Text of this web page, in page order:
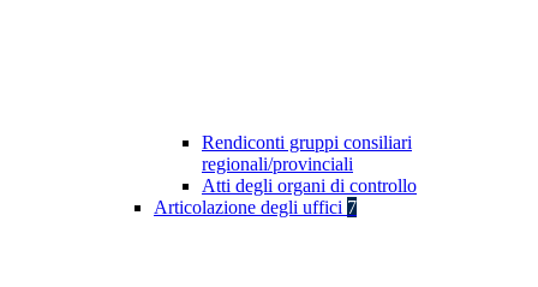
Rendiconti gruppi consiliari
regionali/provinciali
Atti degli organi di controllo
Articolazione degli uffici 7